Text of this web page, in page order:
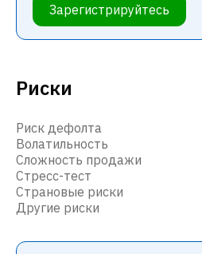
Риски
Риск дефолта
Волатильность
Сложность продажи
Стресс-тест
Страновые риски
Другие риски
Зарегистрируйтесь